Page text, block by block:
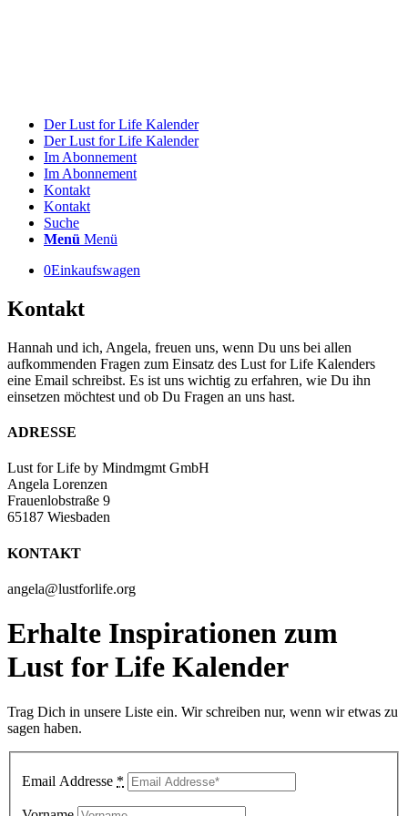
Der Lust for Life Kalender
Der Lust for Life Kalender
Im Abonnement
Im Abonnement
Kontakt
Kontakt
Suche
Menü Menü
0Einkaufswagen
Kontakt
Hannah und ich, Angela, freuen uns, wenn Du uns bei allen
aufkommenden Fragen zum Einsatz des Lust for Life Kalenders
eine Email schreibst. Es ist uns wichtig zu erfahren, wie Du ihn
einsetzen möchtest und ob Du Fragen an uns hast.
ADRESSE
Lust for Life by Mindmgmt GmbH
Angela Lorenzen
Frauenlobstraße 9
65187 Wiesbaden
KONTAKT
angela@lustforlife.org
Erhalte Inspirationen zum
Lust for Life Kalender
Trag Dich in unsere Liste ein. Wir schreiben nur, wenn wir etwas zu
sagen haben.
Email Addresse *